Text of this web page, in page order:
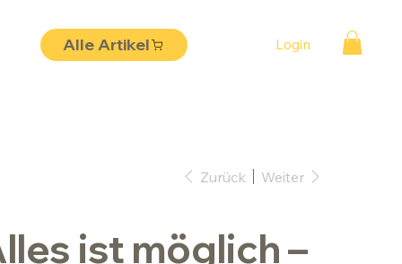
Alle Artikel Login
Zurück Weiter
ist möglich –